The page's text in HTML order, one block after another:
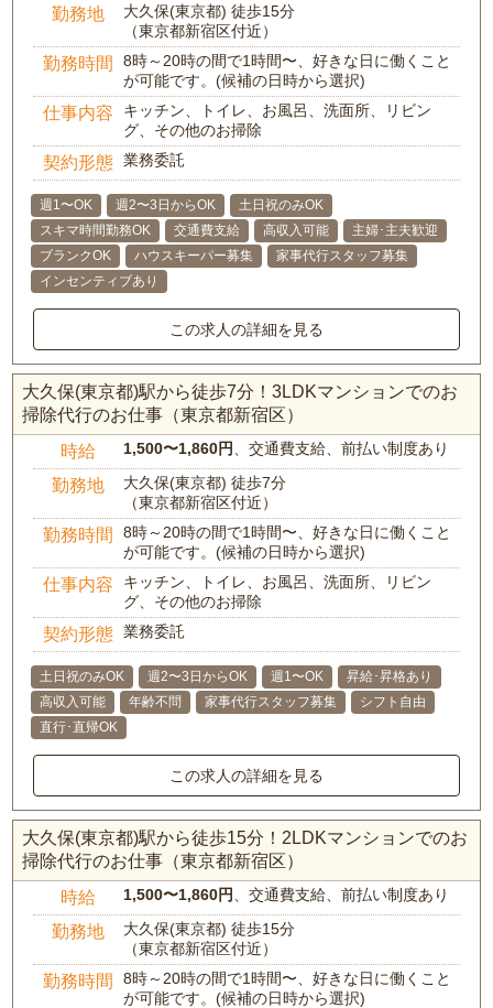
勤務地
大久保(東京都) 徒歩15分
（東京都新宿区付近）
勤務時間
8時～20時の間で1時間〜、好きな日に働くこと
が可能です。(候補の日時から選択)
仕事内容
キッチン、トイレ、お風呂、洗面所、リビン
グ、その他のお掃除
契約形態 業務委託
週1〜OK 週2〜3日からOK
土日祝のみOK
スキマ時間勤務OK
交通費支給 高収入可能
主婦･主夫歓迎
ブランクOK
ハウスキーパー募集
家事代行スタッフ募集
インセンティブあり
この求人の詳細を見る
大久保(東京都)駅から徒歩7分！3LDKマンションでのお
掃除代行のお仕事（東京都新宿区）
時給 1,500〜1,860円 、交通費支給、前払い制度あり
勤務地
大久保(東京都) 徒歩7分
（東京都新宿区付近）
勤務時間
8時～20時の間で1時間〜、好きな日に働くこと
が可能です。(候補の日時から選択)
仕事内容
キッチン、トイレ、お風呂、洗面所、リビン
グ、その他のお掃除
契約形態 業務委託
土日祝のみOK 週2〜3日からOK 週1〜OK
昇給･昇格あり
高収入可能
年齢不問 家事代行スタッフ募集
シフト自由
直行･直帰OK
この求人の詳細を見る
大久保(東京都)駅から徒歩15分！2LDKマンションでのお
掃除代行のお仕事（東京都新宿区）
時給 1,500〜1,860円 、交通費支給、前払い制度あり
勤務地
大久保(東京都) 徒歩15分
（東京都新宿区付近）
勤務時間
8時～20時の間で1時間〜、好きな日に働くこと
が可能です。(候補の日時から選択)